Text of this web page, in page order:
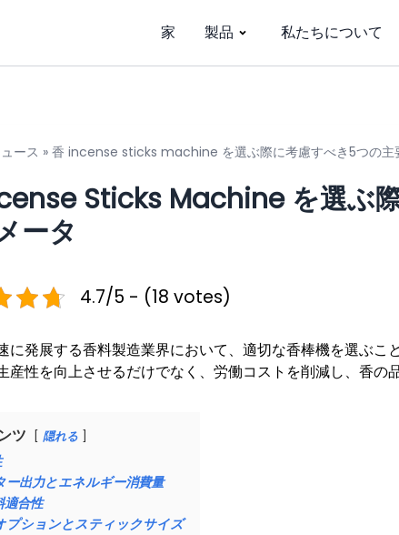
家 製品 私たちについて
ース » 香 incense sticks machine を選ぶ際に考慮すべき5つの主
Sticks Machine を選ぶ
ータ
4.7/5 - (18 votes)
に発展する香料製造業界において、適切な香棒機を選ぶこ
産性を向上させるだけでなく、労働コストを削減し、香の
ツ 隠れる
ー出力とエネルギー消費量
適合性
プションとスティックサイズ